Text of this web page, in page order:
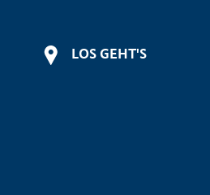
LOS GEHT'S